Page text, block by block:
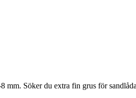
mm. Söker du extra fin grus för